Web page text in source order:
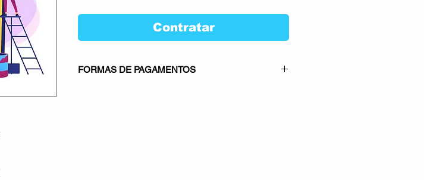
Contratar
FORMAS DE PAGAMENTOS